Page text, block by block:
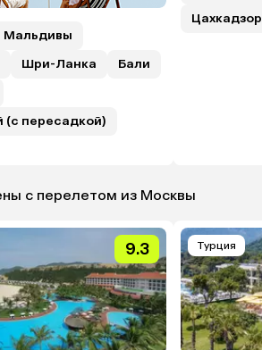
Мальдивы
Шри-Ланка
Бали
(с пересадкой)
с перелетом из Москвы
9.3 Турция